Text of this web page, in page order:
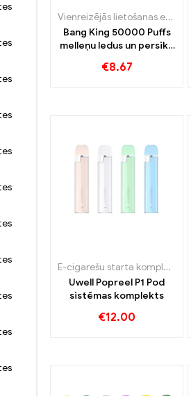
Vienreizējās lietošanas e-cigarete ar nikotīnu
Bang King 50000 Puffs
melleņu ledus un persiku
€8.67
E-cigarešu starta komplekts
Uwell Popreel P1 Pod
sistēmas komplekts
€12.00